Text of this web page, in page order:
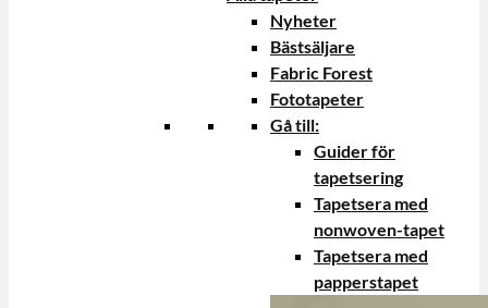
Nyheter
Bästsäljare
Fabric Forest
Fototapeter
Gå till:
Guider för
tapetsering
Tapetsera med
nonwoven-tapet
Tapetsera med
papperstapet